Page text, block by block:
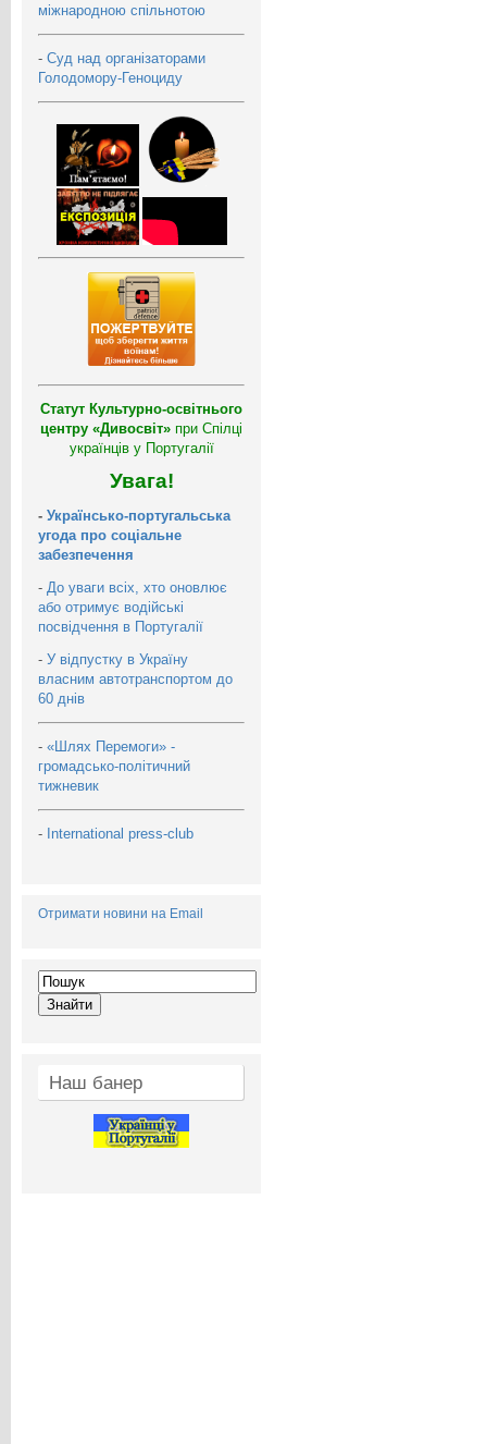
міжнародною спільнотою
- Суд над організаторами
Голодомору-Геноциду
Статут Культурно-освітнього
центру «Дивосвіт» при Спілці
українців у Португалії
Увага!
- Українсько-португальська
угода про соціальне
забезпечення
- До уваги всіх, хто оновлює
або отримує водійські
посвідчення в Португалії
- У відпустку в Україну
власним автотранспортом до
60 днів
- «Шлях Перемоги» -
громадсько-політичний
тижневик
- International press-club
Отримати новини на Email
Наш банер